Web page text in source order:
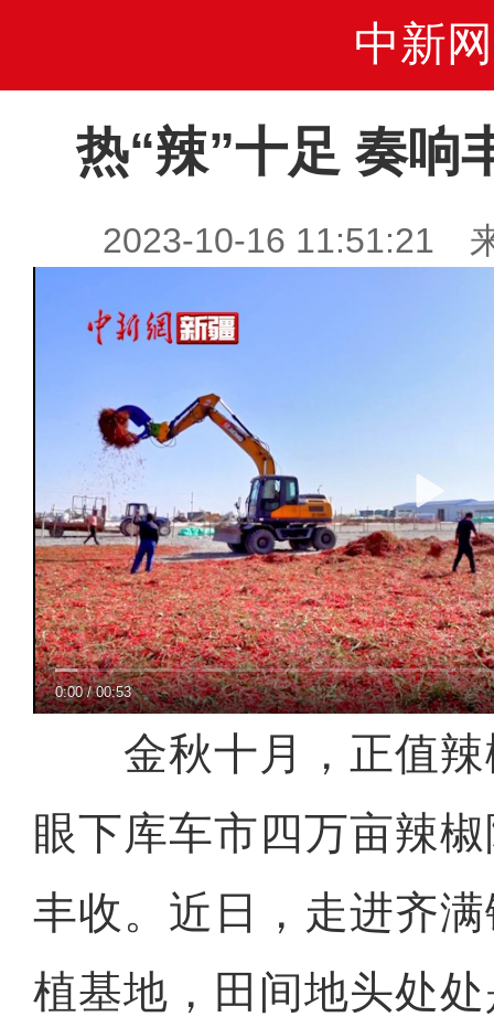
中新网
热“辣”十足 奏响
2023-10-16 11:51:21
0:00/00:53
金秋十月，正值辣
眼下库车市四万亩辣
丰收。近日，走进齐
植基地，田间地头处